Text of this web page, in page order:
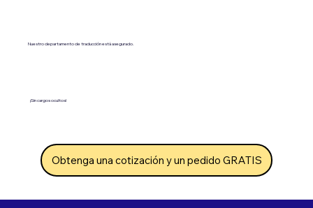
Nuestro departamento de traducción está asegurado.
¡Sin cargos ocultos!
Obtenga una cotización y un pedido GRATIS